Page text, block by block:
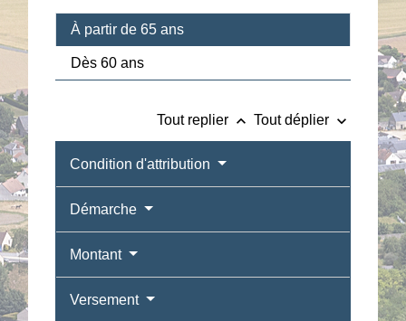
À partir de 65 ans
Dès 60 ans
Tout replier keyboard_arrow_up Tout déplier keyboard_arrow_down
Condition d'attribution
Démarche
Montant
Versement